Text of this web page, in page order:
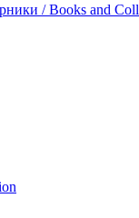
/ Books and